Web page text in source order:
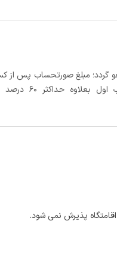
باقیمانده کسر می‌گردد.
پذیرش نمی شود.